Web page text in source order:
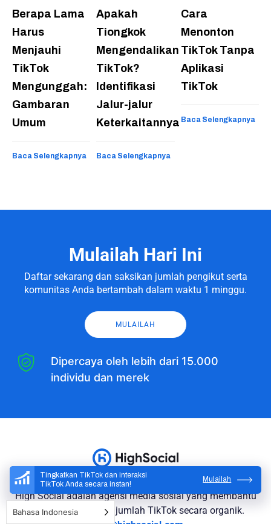
Tingkatkan TikTok dan interaksi
TikTok Anda secara instan!
Mulailah
Berapa Lama
Harus
Menjauhi
TikTok
Mengunggah:
Gambaran
Umum
Baca Selengkapnya
Apakah
Tiongkok
Mengendalikan
TikTok?
Identifikasi
Jalur-jalur
Keterkaitannya
Baca Selengkapnya
Cara
Menonton
TikTok Tanpa
Aplikasi
TikTok
Baca Selengkapnya
Mulailah Hari Ini
Daftar sekarang dan saksikan jumlah pengikut serta
komunitas Anda bertambah dalam waktu 1 minggu.
MULAILAH
Dipercaya oleh lebih dari 15.000
individu dan merek
High Social adalah agensi media sosial yang membantu
Anda meningkatkan jumlah TikTok secara organik.
Bahasa Indonesia